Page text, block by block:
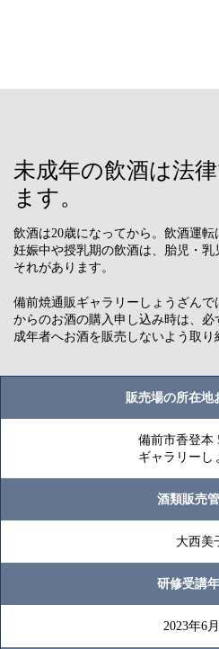
未成年の飲酒は法
ます。
飲酒は20歳になってから。飲酒運転
妊娠中や授乳期の飲酒は、胎児・
それがあります。
備前焼通販ギャラリーしょうざん
からのお酒の購入申し込み時は、
成年者へお酒を販売しないよう取り
販売場の所在地
備前市香登本
ギャラリーし
酒類販売
大西美
研修受講
2023年6